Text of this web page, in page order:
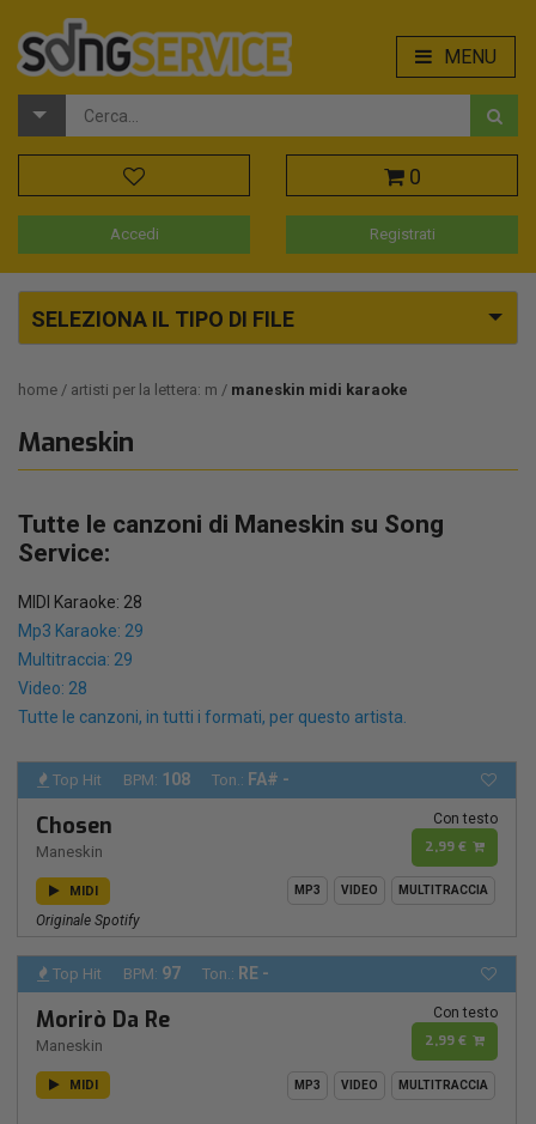
MENU
0
Accedi Registrati
SELEZIONA IL TIPO DI FILE
home artisti per la lettera: m maneskin midi karaoke
Maneskin
Tutte le canzoni di Maneskin su Song
Service:
MIDI Karaoke: 28
Mp3 Karaoke: 29
Multitraccia: 29
Video: 28
Tutte le canzoni, in tutti i formati, per questo artista.
Top Hit BPM: 108 Ton.: FA# -
Chosen
Maneskin
Con testo
2,99 €
MIDI MP3 VIDEO MULTITRACCIA
Originale Spotify
Top Hit BPM: 97 Ton.: RE -
Morirò Da Re
Maneskin
Con testo
2,99 €
MIDI MP3 VIDEO MULTITRACCIA